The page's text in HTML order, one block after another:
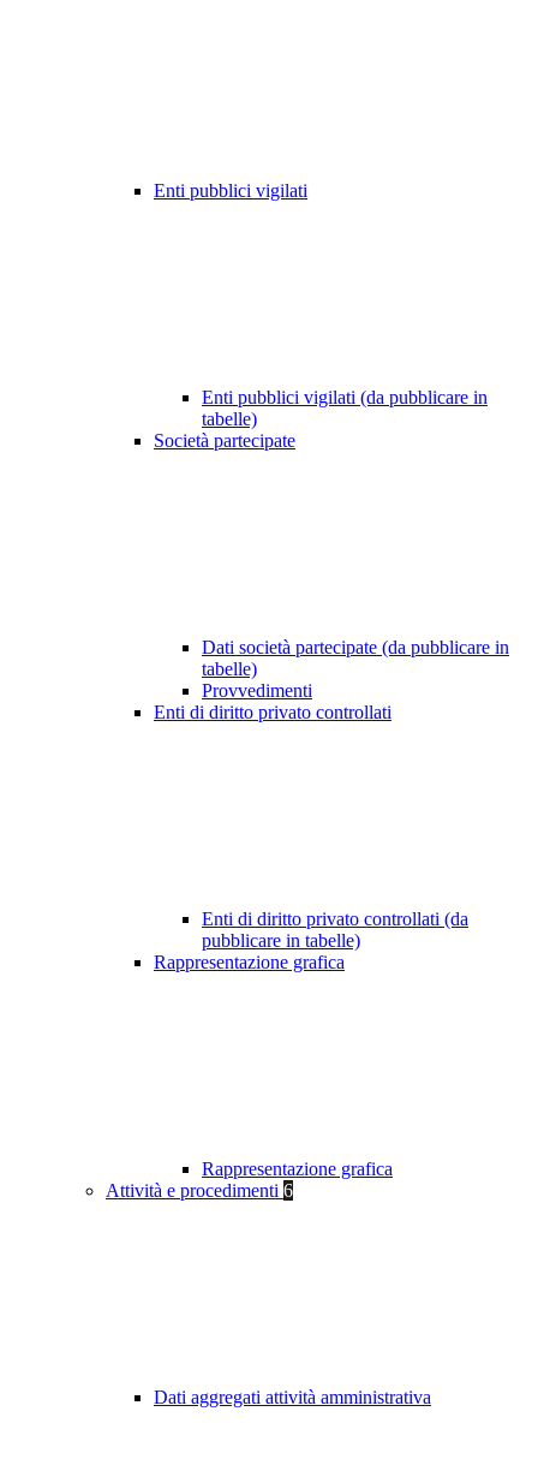
Enti pubblici vigilati
Enti pubblici vigilati (da pubblicare in
tabelle)
Società partecipate
Dati società partecipate (da pubblicare in
tabelle)
Provvedimenti
Enti di diritto privato controllati
Enti di diritto privato controllati (da
pubblicare in tabelle)
Rappresentazione grafica
Rappresentazione grafica
Attività e procedimenti 6
Dati aggregati attività amministrativa